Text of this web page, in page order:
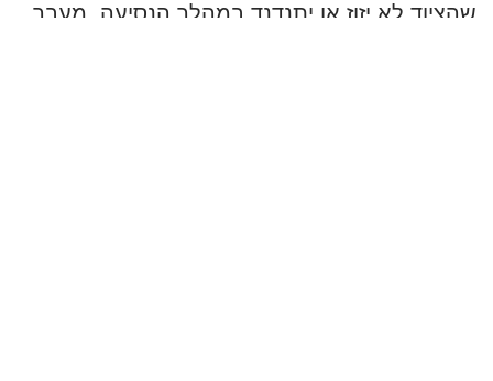
שהציוד לא יזוז או יתנדנד במהלך הנסיעה. מעבר